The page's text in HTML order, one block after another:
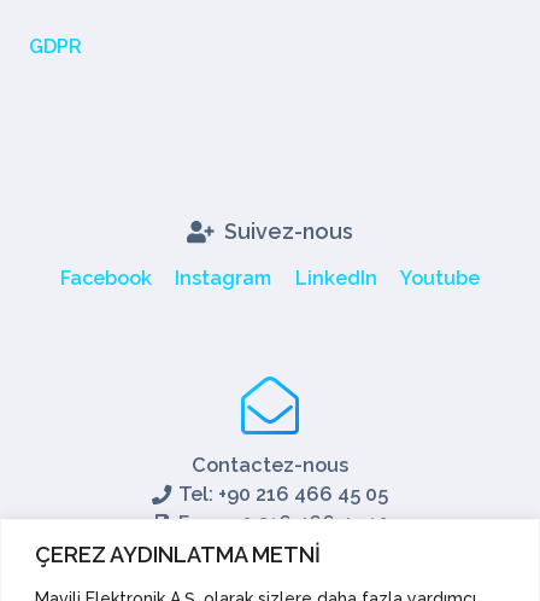
ÇEREZ AYDINLATMA METNİ
GDPR
Suivez-nous
Facebook Instagram LinkedIn Youtube
Contactez-nous
Tel: +90 216 466 45 05
Fax: +90 216 466 45 10
export@mavili.com.tr